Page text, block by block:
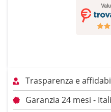
Trasparenza e
Garanzia 24 mesi -